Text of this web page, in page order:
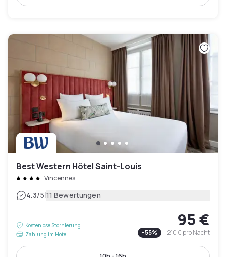
Best Western Hôtel Saint-Louis
Vincennes
4.3/5|11 Bewertungen
Kostenlose Stornierung
Zahlung im Hotel
95 €
-55% 210 €pro Nacht